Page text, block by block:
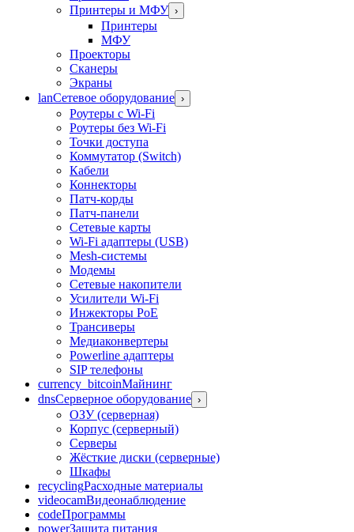
Принтеры и МФУ ›
Принтеры
МФУ
Проекторы
Сканеры
Экраны
lanСетевое оборудование ›
Роутеры с Wi-Fi
Роутеры без Wi-Fi
Точки доступа
Коммутатор (Switch)
Кабели
Коннекторы
Патч-корды
Патч-панели
Сетевые карты
Wi-Fi адаптеры (USB)
Mesh-системы
Модемы
Сетевые накопители
Усилители Wi-Fi
Инжекторы PoE
Трансиверы
Медиаконвертеры
Powerline адаптеры
SIP телефоны
currency_bitcoinМайнинг
dnsСерверное оборудование ›
ОЗУ (серверная)
Корпус (серверный)
Серверы
Жёсткие диски (серверные)
Шкафы
recyclingРасходные материалы
videocamВидеонаблюдение
codeПрограммы
powerЗащита питания